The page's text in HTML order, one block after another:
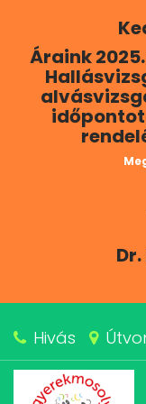
Áraink
Hivás
RÓLUNK
KAPCSOLAT